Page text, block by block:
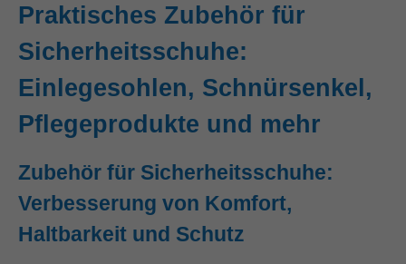
Praktisches Zubehör für
Sicherheitsschuhe:
Einlegesohlen, Schnürsenkel,
Pflegeprodukte und mehr
Zubehör für Sicherheitsschuhe:
Verbesserung von Komfort,
Haltbarkeit und Schutz